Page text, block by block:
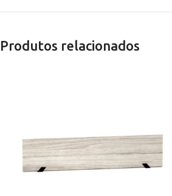
Produtos relacionados